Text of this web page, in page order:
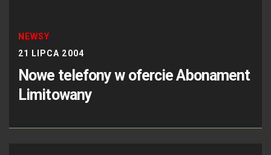
NEWSY
21 LIPCA 2004
Nowe telefony w ofercie Abonament
Limitowany